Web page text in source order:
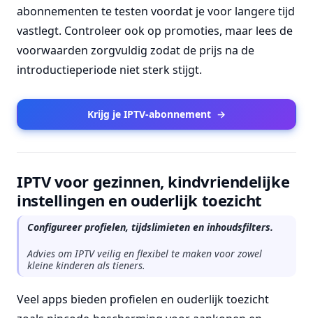
abonnementen te testen voordat je voor langere tijd
vastlegt. Controleer ook op promoties, maar lees de
voorwaarden zorgvuldig zodat de prijs na de
introductieperiode niet sterk stijgt.
Krijg je IPTV-abonnement →
IPTV voor gezinnen, kindvriendelijke
instellingen en ouderlijk toezicht
Configureer profielen, tijdslimieten en inhoudsfilters.
Advies om IPTV veilig en flexibel te maken voor zowel
kleine kinderen als tieners.
Veel apps bieden profielen en ouderlijk toezicht